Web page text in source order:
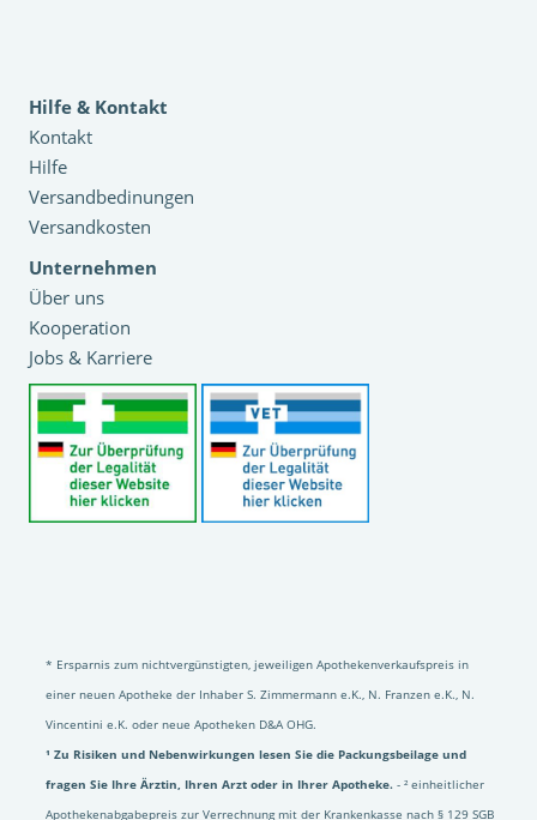
Hilfe & Kontakt
Kontakt
Hilfe
Versandbedinungen
Versandkosten
Unternehmen
Über uns
Kooperation
Jobs & Karriere
* Ersparnis zum nichtvergünstigten, jeweiligen Apothekenverkaufspreis in
einer neuen Apotheke der Inhaber S. Zimmermann e.K., N. Franzen e.K., N.
Vincentini e.K. oder neue Apotheken D&A OHG.
¹ Zu Risiken und Nebenwirkungen lesen Sie die Packungsbeilage und
fragen Sie Ihre Ärztin, Ihren Arzt oder in Ihrer Apotheke. - ² einheitlicher
Apothekenabgabepreis zur Verrechnung mit der Krankenkasse nach § 129 SGB